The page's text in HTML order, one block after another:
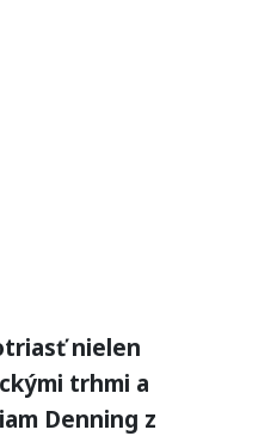
nielen
trhmi a
Denning z